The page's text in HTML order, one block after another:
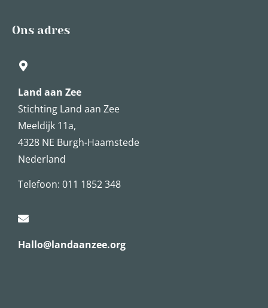
Ons adres
Land aan Zee
Stichting Land aan Zee
Meeldijk 11a,
4328 NE Burgh-Haamstede
Nederland
Telefoon: 011 1852 348
Hallo@landaanzee.org